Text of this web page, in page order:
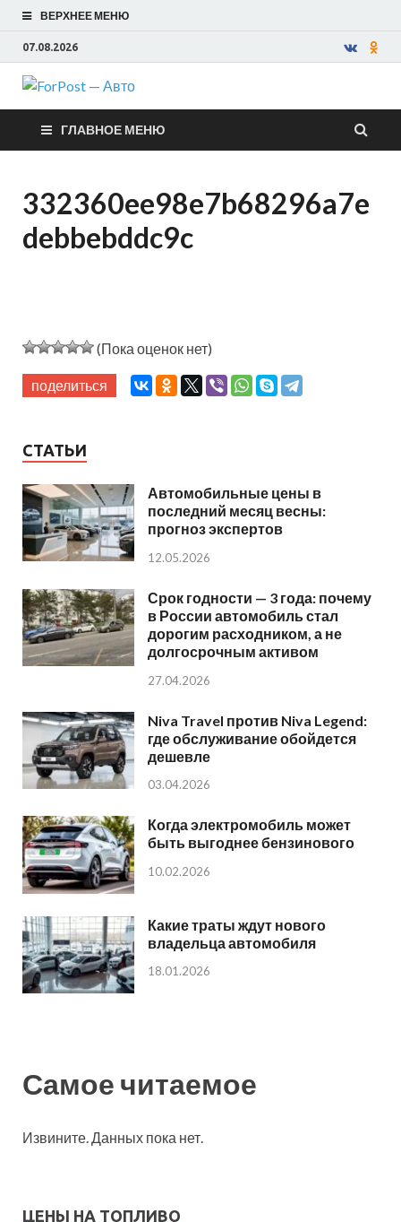
ВЕРХНЕЕ МЕНЮ
07.08.2026
ForPost —
Авто
ГЛАВНОЕ МЕНЮ
332360ee98e7b68296a7e
debbebddc9c
(Пока оценок нет)
поделиться
СТАТЬИ
Автомобильные цены в
последний месяц весны:
прогноз экспертов
12.05.2026
Срок годности — 3 года: почему
в России автомобиль стал
дорогим расходником, а не
долгосрочным активом
27.04.2026
Niva Travel против Niva Legend:
где обслуживание обойдется
дешевле
03.04.2026
Когда электромобиль может
быть выгоднее бензинового
10.02.2026
Какие траты ждут нового
владельца автомобиля
18.01.2026
Самое читаемое
Извините. Данных пока нет.
ЦЕНЫ НА ТОПЛИВО